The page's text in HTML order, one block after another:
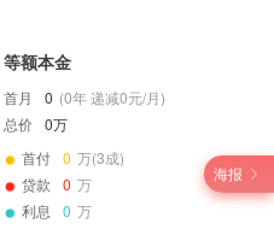
海报
等额本金
首月 0 (0年 递减0元/月)
总价 0万
首付 0 万(3成)
贷款
0 万
利息
0 万